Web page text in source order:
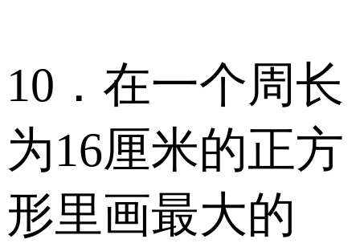
10．在一个周长
为16厘米的正方
形里画最大的